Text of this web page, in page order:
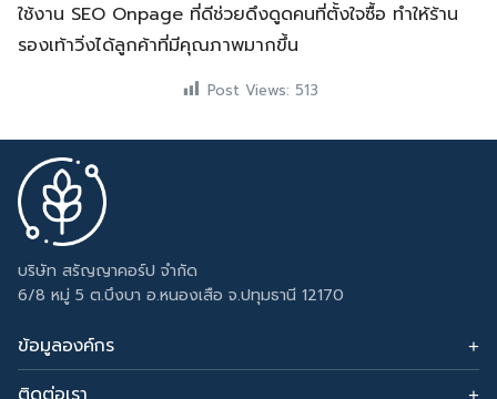
ใช้งาน SEO Onpage ที่ดีช่วยดึงดูดคนที่ตั้งใจซื้อ ทำให้ร้าน
รองเท้าวิ่งได้ลูกค้าที่มีคุณภาพมากขึ้น
Post Views: 513
บริษัท สรัญญาคอร์ป จำกัด
6/8 หมู่ 5 ต.บึงบา อ.หนองเสือ จ.ปทุมธานี 12170
ข้อมูลองค์กร